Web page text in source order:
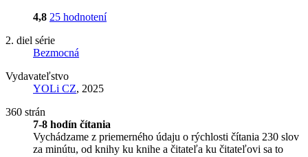
4,8 25 hodnotení
2. diel série
Bezmocná
Vydavateľstvo
YOLi CZ, 2025
360 strán
7-8 hodín čítania
Vychádzame z priemerného údaju o rýchlosti čítania 230 slov
za minútu, od knihy ku knihe a čitateľa ku čitateľovi sa to